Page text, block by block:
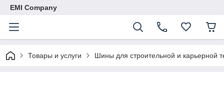
EMI Company
Товары и услуги Шины для строительной и карьерной